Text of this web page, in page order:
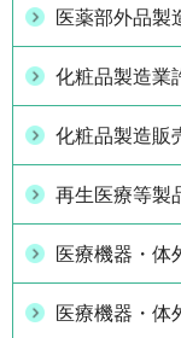
医薬部外品製
化粧品製造業
化粧品製造販
再生医療等製
医療機器・体
医療機器・体